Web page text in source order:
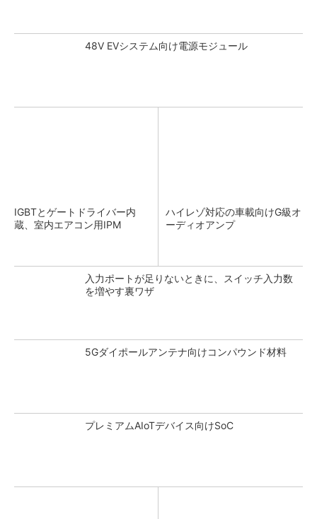
48V EVシステム向け電源モジュール
IGBTとゲートドライバー内
蔵、室内エアコン用IPM
ハイレゾ対応の車載向けG級オ
ーディオアンプ
入力ポートが足りないときに、スイッチ入力数
を増やす裏ワザ
5Gダイポールアンテナ向けコンパウンド材料
プレミアムAIoTデバイス向けSoC